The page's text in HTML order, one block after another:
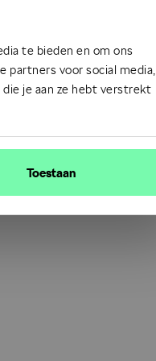
te bieden en om ons
partners voor social media,
je aan ze hebt verstrekt
Toestaan